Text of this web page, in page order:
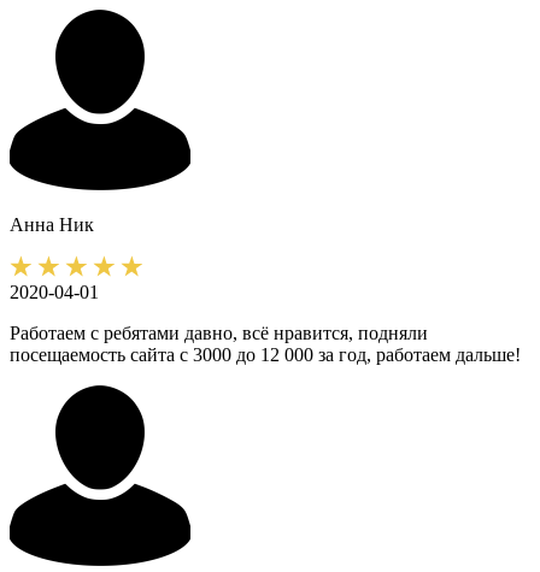
Анна Ник
2020-04-01
Работаем с ребятами давно, всё нравится, подняли
посещаемость сайта с 3000 до 12 000 за год, работаем дальше!